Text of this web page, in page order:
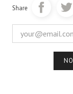
Share